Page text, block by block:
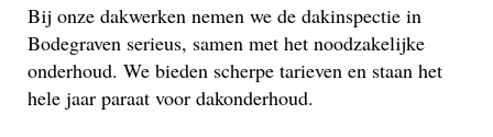
Bij onze dakwerken nemen we de dakinspectie in
Bodegraven serieus, samen met het noodzakelijke
onderhoud. We bieden scherpe tarieven en staan het
hele jaar paraat voor dakonderhoud.